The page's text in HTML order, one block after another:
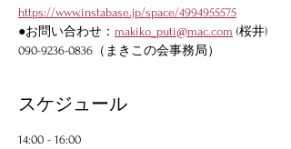
https://www.instabase.jp/space/4994955575
●お問い合わせ： makiko_puti@mac.com (桜井)
090-9236-0836（まきこの会事務局）
スケジュール
14:00 - 16:00